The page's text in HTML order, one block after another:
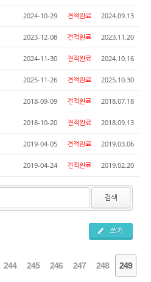
2024-10-29 견적완료 2024.09.13
2023-12-08 견적완료 2023.11.20
2024-11-30 견적완료 2024.10.16
2025-11-26 견적완료 2025.10.30
2018-09-09 견적완료 2018.07.18
2018-10-20 견적완료 2018.09.13
2019-04-05 견적완료 2019.03.06
2019-04-24 견적완료 2019.02.20
검색
쓰기
244 245 246 247 248 249